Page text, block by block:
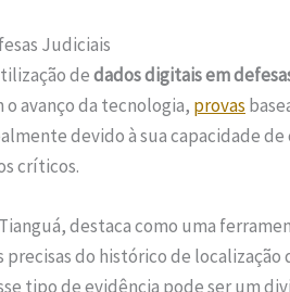
Judiciais
dedados digitais em
o avanço da tecnologia, provas
devido à sua capacidade
críticos.
destaca como uma
do histórico de localização
tipo de evidência pode ser um